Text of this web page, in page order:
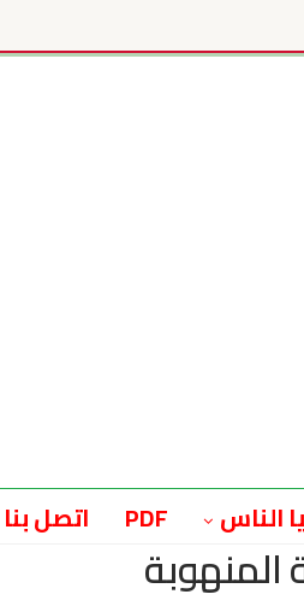
الناس PDF اتصل بنا
المنهوبة